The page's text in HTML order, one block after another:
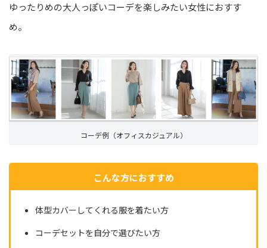
ゆったりめの大人っぽいコーデを楽しみたい女性におすす
め。
コーデ例（オフィスカジュアル）
こんな方におすすめ
体型カバーしてくれる服を着たい方
コーデセットを自分で選びたい方